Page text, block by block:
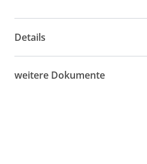
Details
weitere Dokumente